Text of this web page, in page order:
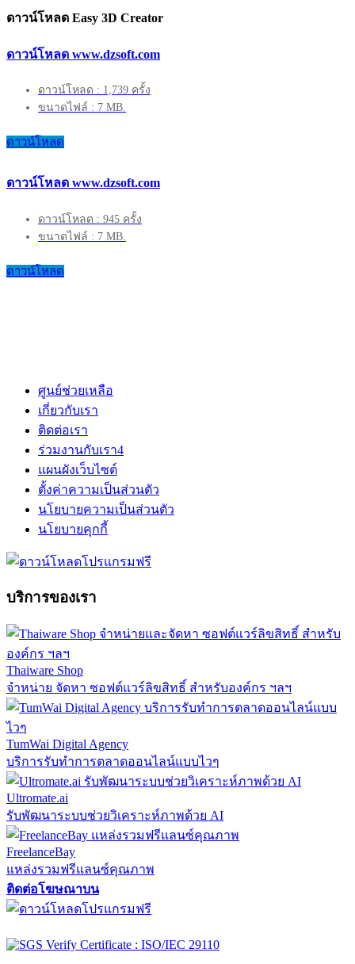
ดาวน์โหลด Easy 3D Creator
ดาวน์โหลด www.dzsoft.com
ดาวน์โหลด : 1,739 ครั้ง
ขนาดไฟล์ : 7 MB.
ดาวน์โหลด
ดาวน์โหลด www.dzsoft.com
ดาวน์โหลด : 945 ครั้ง
ขนาดไฟล์ : 7 MB.
ดาวน์โหลด
ศูนย์ช่วยเหลือ
เกี่ยวกับเรา
ติดต่อเรา
ร่วมงานกับเรา4
แผนผังเว็บไซต์
ตั้งค่าความเป็นส่วนตัว
นโยบายความเป็นส่วนตัว
นโยบายคุกกี้
บริการของเรา
Thaiware Shop
จำหน่าย จัดหา ซอฟต์แวร์ลิขสิทธิ์ สำหรับองค์กร ฯลฯ
TumWai Digital Agency
บริการรับทำการตลาดออนไลน์แบบไวๆ
Ultromate.ai
รับพัฒนาระบบช่วยวิเคราะห์ภาพด้วย AI
FreelanceBay
แหล่งรวมฟรีแลนซ์คุณภาพ
ติดต่อโฆษณาบน